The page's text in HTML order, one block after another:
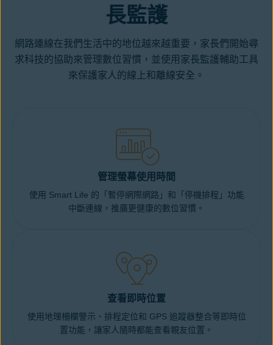
長監護
網路連線在我們生活中的地位越來越重要，家長們開始尋
求科技的協助來管理數位習慣，並使用家長監護輔助工具
來保護家人的線上和離線安全。
管理螢幕使用時間
使用 Smart Life 的「暫停網際網路」和「停機排程」功能
中斷連線，推廣更健康的數位習慣。
查看即時位置
使用地理柵欄警示、排程定位和 GPS 追蹤器整合等即時位
置功能，讓家人隨時都能查看親友位置。